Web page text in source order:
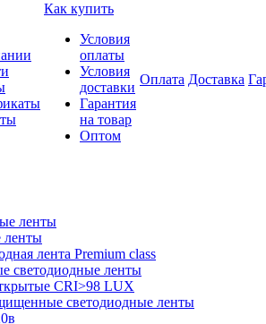
Как купить
Условия
оплаты
Условия
доставки
Гарантия
на товар
Оптом
Оплата Доставка
ленты
лента Premium class
светодиодные ленты
CRI>98 LUX
светодиодные ленты